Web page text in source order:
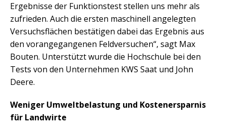
Ergebnisse der Funktionstest stellen uns mehr als
zufrieden. Auch die ersten maschinell angelegten
Versuchsflächen bestätigen dabei das Ergebnis aus
den vorangegangenen Feldversuchen“, sagt Max
Bouten. Unterstützt wurde die Hochschule bei den
Tests von den Unternehmen KWS Saat und John
Deere.
Weniger Umweltbelastung und Kostenersparnis
für Landwirte